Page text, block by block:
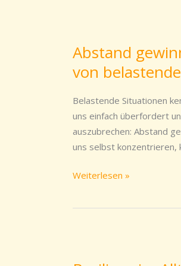
Abstand
von
Belastende Situationen
uns einfach überfordert
auszubrechen: Abstand
uns selbst konzentrieren,
und
Resilienz
Wie
man
sich
von
Situationen
kann
Weiterlesen »